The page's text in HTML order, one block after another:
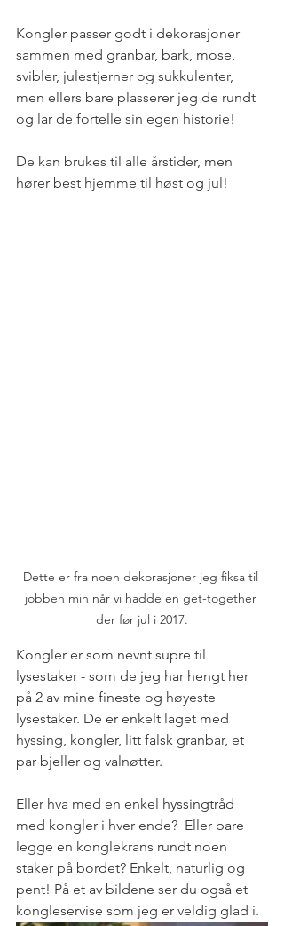
Kongler passer godt i dekorasjoner
sammen med granbar, bark, mose,
svibler, julestjerner og sukkulenter,
men ellers bare plasserer jeg de rundt
og lar de fortelle sin egen historie!
De kan brukes til alle årstider, men
hører best hjemme til høst og jul!
Dette er fra noen dekorasjoner jeg fiksa til
jobben min når vi hadde en get-together
der før jul i 2017.
Kongler er som nevnt supre til
lysestaker - som de jeg har hengt her
på 2 av mine fineste og høyeste
lysestaker. De er enkelt laget med
hyssing, kongler, litt falsk granbar, et
par bjeller og valnøtter.
Eller hva med en enkel hyssingtråd
med kongler i hver ende?  Eller bare
legge en konglekrans rundt noen
staker på bordet? Enkelt, naturlig og
pent! På et av bildene ser du også et
kongleservise som jeg er veldig glad i.